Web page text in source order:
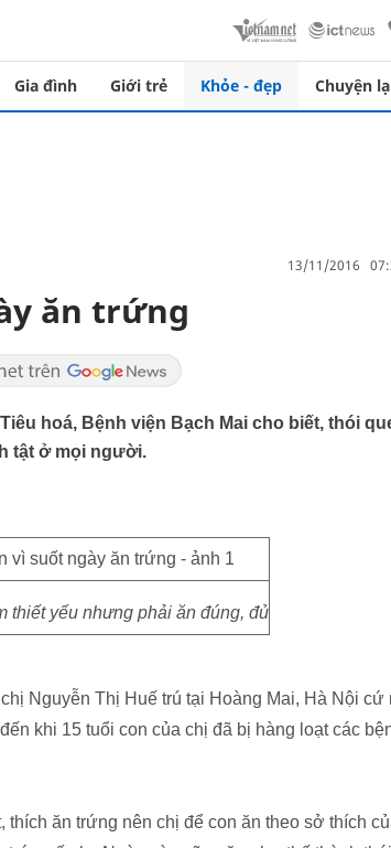
Gia đình Giới trẻ Khỏe - đẹp Chuyện lạ
13/11/2016
ăn trứng
hoá, Bệnh viện Bạch Mai cho biết, thói
tật ở mọi người.
thiết yếu nhưng phải ăn đúng, đủ
Nguyễn Thị Huế trú tại Hoàng Mai, Hà Nội cứ
khi 15 tuổi con của chị đã bị hàng loạt các
ăn trứng nên chị để con ăn theo sở thích